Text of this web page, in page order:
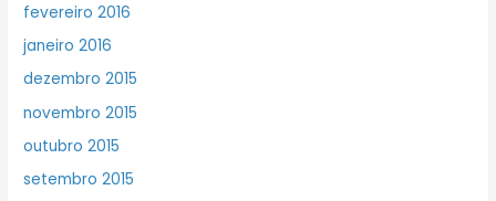
fevereiro 2016
janeiro 2016
dezembro 2015
novembro 2015
outubro 2015
setembro 2015